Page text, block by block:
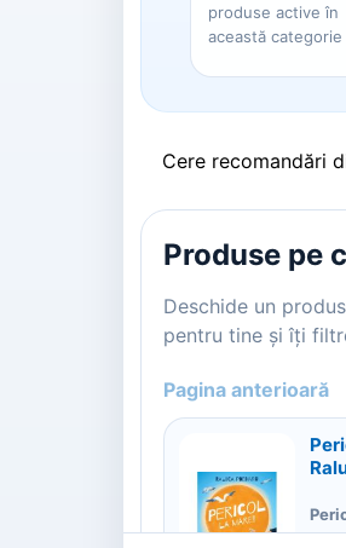
produse active în
această categorie
Cere recomandări
Produse pe
Deschide un
pentru tine și îți
Pagina anterioară